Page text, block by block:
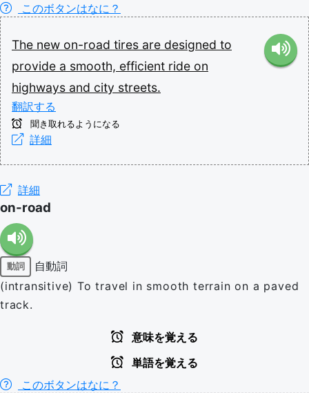
このボタンはなに？
The new on-road tires are designed to
provide a smooth, efficient ride on
highways and city streets.
翻訳する
聞き取れるようになる
詳細
詳細
on-road
動詞
自動詞
(intransitive) To travel in smooth terrain on a paved
track.
意味を覚える
単語を覚える
このボタンはなに？